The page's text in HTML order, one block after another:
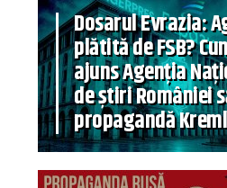
Dosarul Evrazia:
plătită de FSB?
ajuns Agenția
de știri României
propagandă